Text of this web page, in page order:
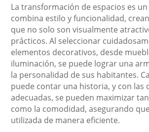
La transformación de espacios es
combina estilo y funcionalidad,
que no solo son visualmente
prácticos. Al seleccionar
elementos decorativos, desde
iluminación, se puede lograr una
la personalidad de sus habitantes.
puede contar una historia, y con las
adecuadas, se pueden maximizar
como la comodidad, asegurando
utilizada de manera eficiente.